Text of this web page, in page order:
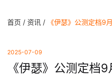
首页 / 资讯 / 《伊瑟》公测定档
2025-07-09
《伊瑟》公测定档9